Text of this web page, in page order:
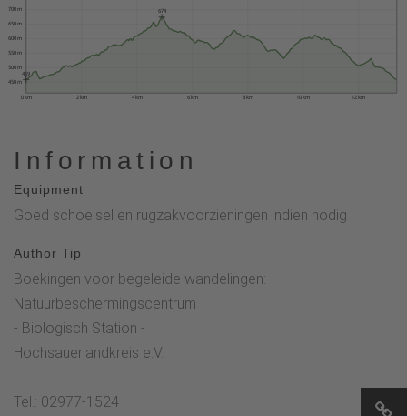
0 km 2 km 4 km 6 km 8 km 10 km 12 km
450 m
500 m
550 m
600 m
650 m
700 m
459
674
Information
Equipment
Goed schoeisel en rugzakvoorzieningen indien nodig
Author Tip
Boekingen voor begeleide wandelingen:
Natuurbeschermingscentrum
- Biologisch Station -
Hochsauerlandkreis e.V.
Tel.: 02977-1524